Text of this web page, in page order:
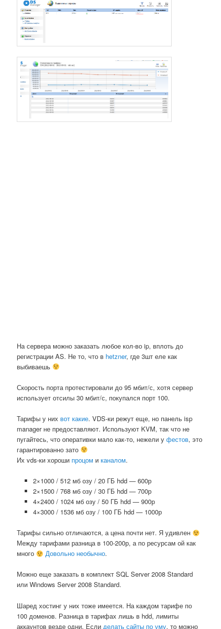
На сервера можно заказать любое кол-во ip, вплоть до
регистрации AS. Не то, что в hetzner, где 3шт еле как
выбиваешь
Скорость порта протестировали до 95 мбит/с, хотя сервер
использует отсилы 30 мбит/с, покупался порт 100.
Тарифы у них вот какие. VDS-ки режут еще, но панель isp
manager не предоставляют. Используют KVM, так что не
пугайтесь, что оперативки мало как-то, нежели уфестов, это
гарантированно зато
Их vds-ки хороши процом иканалом.
2×1000 / 512 мб озу / 20 ГБ hdd — 600р
2×1500 / 768 мб озу / 30 ГБ hdd — 700р
4×2400 / 1024 мб озу / 50 ГБ hdd — 900р
4×3000 / 1536 мб озу / 100 ГБ hdd — 1000р
Тарифы сильно отличаются, а цена почти нет. Я удивлен
Между тарифами разница в 100-200р, а по ресурсам ой как
много
Довольно необычно.
Можно еще заказать в комплект SQL Server 2008 Standard
или Windows Server 2008 Standard.
Шаред хостинг у них тоже имеется. На каждом тарифе по
100 доменов. Разница в тарифах лишь в hdd, лимиты
аккаунтов везде одни. Если делать сайты по уму, то можно